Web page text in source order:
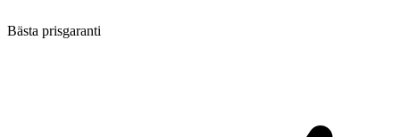
Bästa prisgaranti